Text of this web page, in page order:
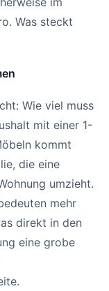
Was steckt
Wie viel muss
mit einer 1-
kommt
die eine
umzieht.
mehr
direkt in den
eine grobe